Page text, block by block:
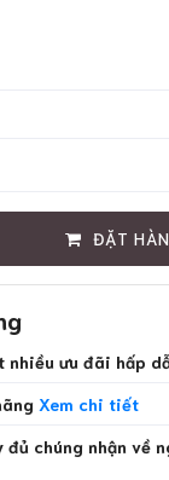
ĐẶT
nhiều ưu đãi hấp
Xem chi tiết
đủ chúng nhận về